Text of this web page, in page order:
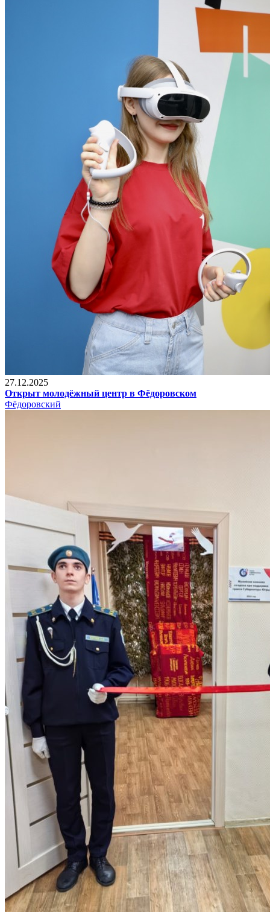
27.12.2025
Открыт молодёжный центр в Фёдоровском
Фёдоровский